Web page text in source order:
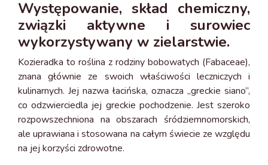
Występowanie, skład chemiczny,
związki aktywne i surowiec
wykorzystywany w zielarstwie.
Kozieradka to roślina z rodziny bobowatych (Fabaceae),
znana głównie ze swoich właściwości leczniczych i
kulinarnych. Jej nazwa łacińska, oznacza „greckie siano”,
co odzwierciedla jej greckie pochodzenie. Jest szeroko
rozpowszechniona na obszarach śródziemnomorskich,
ale uprawiana i stosowana na całym świecie ze względu
na jej korzyści zdrowotne.